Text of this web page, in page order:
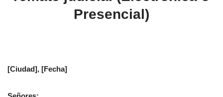
Presencial)
[Ciudad], [Fecha]